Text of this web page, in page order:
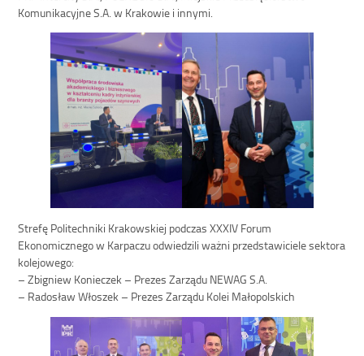
Komunikacyjne S.A. w Krakowie i innymi.
Strefę Politechniki Krakowskiej podczas XXXIV Forum
Ekonomicznego w Karpaczu odwiedzili ważni przedstawiciele sektora
kolejowego:
– Zbigniew Konieczek – Prezes Zarządu NEWAG S.A.
– Radosław Włoszek – Prezes Zarządu Kolei Małopolskich